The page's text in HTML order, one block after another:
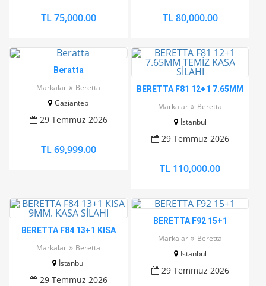
TL 75,000.00 TL 80,000.00
Beratta
Markalar
Beretta
Gaziantep
29 Temmuz 2026
TL 69,999.00
BERETTA F81 12+1 7.65MM
Markalar
Beretta
İstanbul
29 Temmuz 2026
TL 110,000.00
BERETTA F84 13+1 KISA
Markalar
Beretta
İstanbul
29 Temmuz 2026
BERETTA F92 15+1
Markalar
Beretta
İstanbul
29 Temmuz 2026